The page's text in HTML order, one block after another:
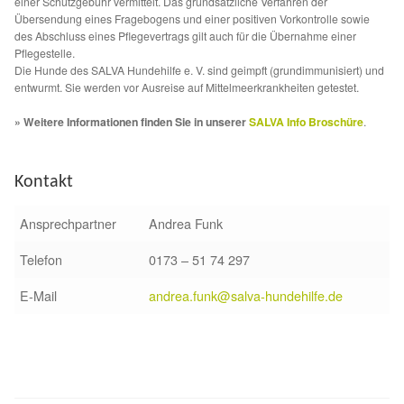
Glückliche Fellnasen
Happy End Stories
Kreativprojekte
Übersendung eines Fragebogens und einer positiven Vorkontrolle sowie
des Abschluss eines Pflegevertrags gilt auch für die Übernahme einer
Pflegestelle.
Die Hunde des SALVA Hundehilfe e. V. sind geimpft (grundimmunisiert) und
entwurmt. Sie werden vor Ausreise auf Mittelmeerkrankheiten getestet.
» Weitere Informationen finden Sie in unsererSALVA Info Broschüre.
Kontakt
Ansprechpartner
Andrea Funk
Telefon
0173 – 51 74 297
E-Mail
andrea.funk@salva-hundehilfe.de